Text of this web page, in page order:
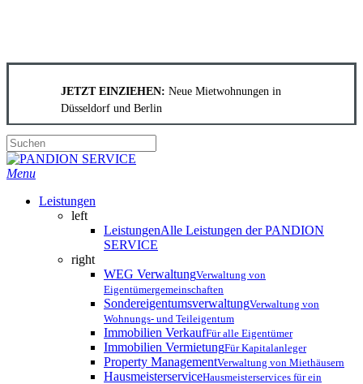
Skip
JETZT EINZIEHEN: Neue Mietwohnungen in
Düsseldorf und Berlin
Close
Search
search
Menu
Leistungen
left
LeistungenAlle Leistungen der PANDION
SERVICE
right
WEG VerwaltungVerwaltung von
Eigentümergemeinschaften
SondereigentumsverwaltungVerwaltung von
Wohnungs- und Teileigentum
Immobilien VerkaufFür alle Eigentümer
Immobilien VermietungFür Kapitalanleger
Property ManagementVerwaltung von Miethäusern
HausmeisterserviceHausmeisterservices für ein